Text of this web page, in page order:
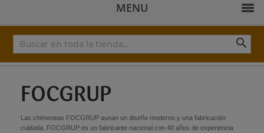
MENU

FOCGRUP
Las chimeneas FOCGRUP aunan un diseño moderno y una fabricación
cuidada. FOCGRUP es un fabricante nacional con 40 años de experiencia